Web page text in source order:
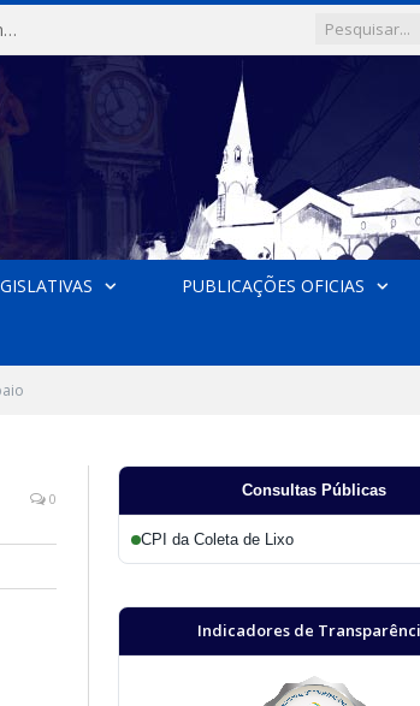
DISPENSA DE LICITAÇÃO Nº 03/2026 (O objeto da presente dispensa é a escolha da proposta mais vantajosa para a aquisição, de aparelhos de ar condicionado, tipo Split, com material de instalação e fogão industrial, conforme condições, quantidades e exigências estabelecidas no termo de referencia e neste aviso de contratação direta e seus anexos)
PUBLICAÇÕES OFICIAS
0 Consultas Públicas
CPI da Coleta de Lixo
Indicadores de